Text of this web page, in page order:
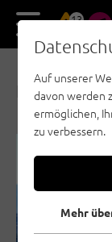
13
NEWS &
REGION
Auf unserer
davon werden
ermöglichen,
zu verbessern.
Mehr